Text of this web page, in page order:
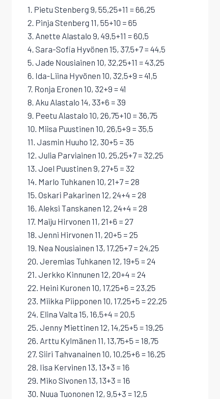
1. Pietu Stenberg 9, 55,25+11 = 66,25
2. Pinja Stenberg 11, 55+10 = 65
3. Anette Alastalo 9, 49,5+11 = 60,5
4. Sara-Sofia Hyvönen 15, 37,5+7 = 44,5
5. Jade Nousiainen 10, 32,25+11 = 43,25
6. Ida-Liina Hyvönen 10, 32,5+9 = 41,5
7. Ronja Eronen 10, 32+9 = 41
8. Aku Alastalo 14, 33+6 = 39
9. Peetu Alastalo 10, 26,75+10 = 36,75
10. Miisa Puustinen 10, 26,5+9 = 35,5
11. Jasmin Huuho 12, 30+5 = 35
12. Julia Parviainen 10, 25,25+7 = 32,25
13. Joel Puustinen 9, 27+5 = 32
14. Marlo Tuhkanen 10, 21+7 = 28
15. Oskari Pakarinen 12, 24+4 = 28
16. Aleksi Tanskanen 12, 24+4 = 28
17. Maiju Hirvonen 11, 21+6 = 27
18. Jenni Hirvonen 11, 20+5 = 25
19. Nea Nousiainen 13, 17,25+7 = 24,25
20. Jeremias Tuhkanen 12, 19+5 = 24
21. Jerkko Kinnunen 12, 20+4 = 24
22. Heini Kuronen 10, 17,25+6 = 23,25
23. Miikka Piipponen 10, 17,25+5 = 22,25
24. Elina Valta 15, 16,5+4 = 20,5
25. Jenny Miettinen 12, 14,25+5 = 19,25
26. Arttu Kylmänen 11, 13,75+5 = 18,75
27. Siiri Tahvanainen 10, 10,25+6 = 16,25
28. Iisa Kervinen 13, 13+3 = 16
29. Miko Sivonen 13, 13+3 = 16
30. Nuua Tuononen 12, 9,5+3 = 12,5